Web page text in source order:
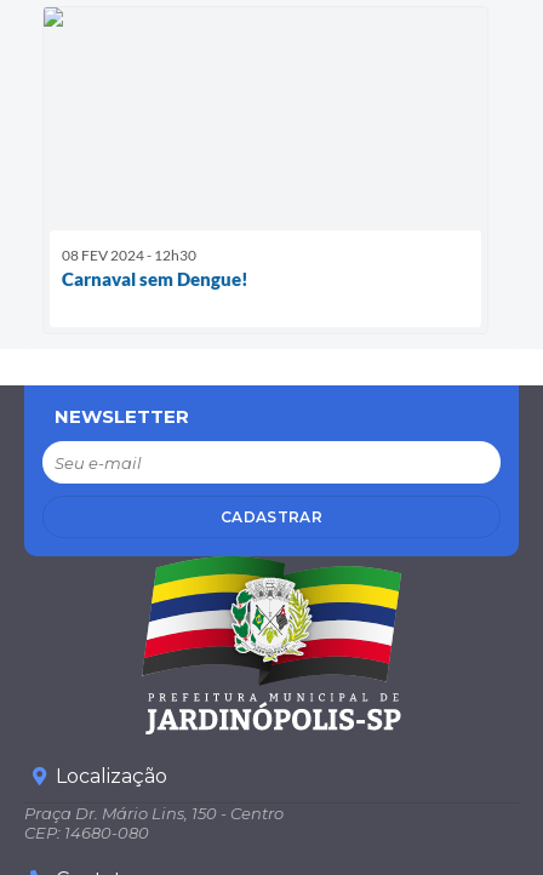
08 FEV 2024 - 12h30
Carnaval sem Dengue!
NEWSLETTER
CADASTRAR
Localização
Praça Dr. Mário Lins, 150 - Centro
CEP: 14680-080